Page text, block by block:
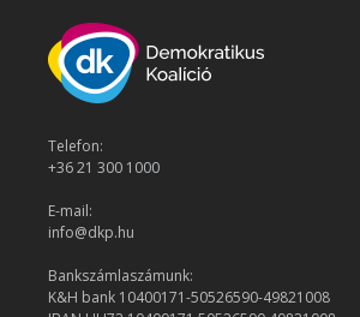
Telefon:
+36 21 300 1000
E-mail:
info@dkp.hu
Bankszámlaszámunk:
K&H bank 10400171-50526590-49821008